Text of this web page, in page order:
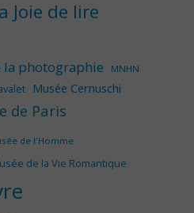
Joie de lire
la photographie
MNHN
Musée Cernuschi
de Paris
de l'Homme
de la Vie Romantique